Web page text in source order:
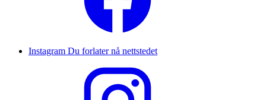
Instagram Du forlater nå nettstedet